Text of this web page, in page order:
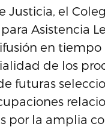
el
Asistencia
en
de los
futuras
por la amplia